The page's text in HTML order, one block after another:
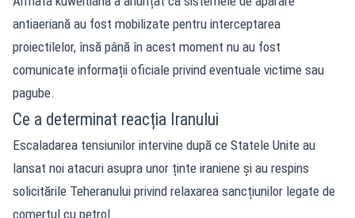
antiaeriană au fost mobilizate pentru interceptarea
proiectilelor, însă până în acest moment nu au fost
comunicate informații oficiale privind eventuale victime sau
pagube.
Ce a determinat reacția Iranului
Escaladarea tensiunilor intervine după ce Statele Unite au
lansat noi atacuri asupra unor ținte iraniene și au respins
solicitările Teheranului privind relaxarea sancțiunilor legate de
comerțul cu petrol.